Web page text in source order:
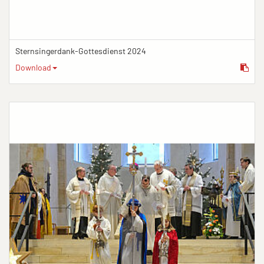
Sternsingerdank-Gottesdienst 2024
Download